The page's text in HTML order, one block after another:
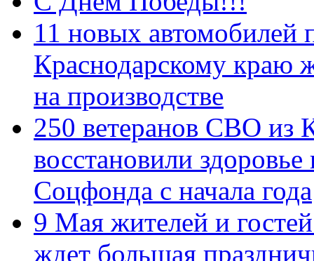
11 новых автомобилей
Краснодарскому краю
на производстве
250 ветеранов СВО из
восстановили
Соцфонда с начала года
9 Мая жителей и
ждет большая